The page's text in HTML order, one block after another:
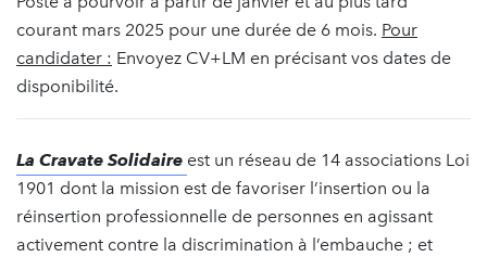
courant mars 2025 pour une durée de 6 mois. Pour
candidater : Envoyez CV+LM en précisant vos dates de
disponibilité.
La Cravate Solidaire est un réseau de 14 associations Loi
1901 dont la mission est de favoriser l’insertion ou la
réinsertion professionnelle de personnes en agissant
activement contre la discrimination à l’embauche ; et